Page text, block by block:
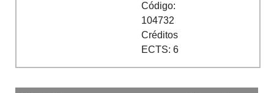
Código:
104732
Créditos
ECTS: 6